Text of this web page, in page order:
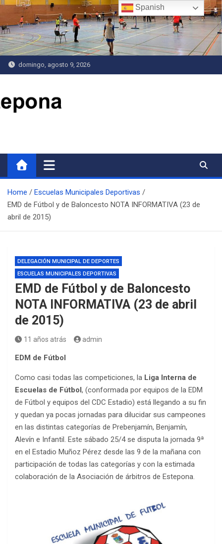
Saltar
contenido
domingo, agosto 9, 2026
Home
Escuelas Municipales Deportivas
EMD de Fútbol y de Baloncesto NOTA INFORMATIVA (23 de
abril de 2015)
DELEGACIÓN MUNICIPAL DE DEPORTES
ESCUELAS MUNICIPALES DEPORTIVAS
EMD de Fútbol y de Baloncesto
NOTA INFORMATIVA (23 de abril
de 2015)
11 años atrás admin
EDM de Fútbol
Como casi todas las competiciones, la Liga Interna de
Escuelas de Fútbol, (conformada por equipos de la EDM
de Fútbol y equipos del CDC Estadio) está llegando a su fin
y quedan ya pocas jornadas para dilucidar sus campeones
en las distintas categorías de Prebenjamín, Benjamín,
Alevín e Infantil. Este sábado 25/4 se disputa la jornada 9ª
en el Estadio Muñoz Pérez desde las 9 de la mañana con
participación de todas las categorías y con la estimada
colaboración de la Asociación de árbitros de Estepona.
Spanish